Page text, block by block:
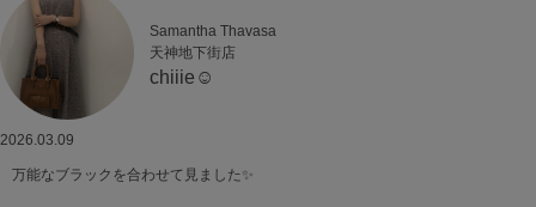
Samantha Thavasa
天神地下街店
chiiie☺︎
2026.03.09
万能なブラックを合わせて見ました✨